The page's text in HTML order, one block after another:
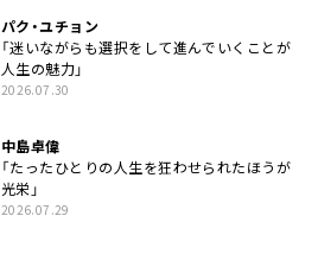
パク・ユチョン
「迷いながらも選択をして進んでいくことが
人生の魅力」
2026.07.30
中島卓偉
「たったひとりの人生を狂わせられたほうが
光栄」
2026.07.29